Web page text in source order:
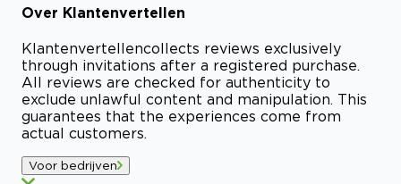
Over Klantenvertellen
Klantenvertellencollects reviews exclusively
through invitations after a registered purchase.
All reviews are checked for authenticity to
exclude unlawful content and manipulation. This
guarantees that the experiences come from
actual customers.
Voor bedrijven